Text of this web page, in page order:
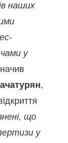
наших
у
,
що
у